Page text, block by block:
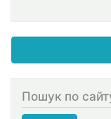
Пошук по